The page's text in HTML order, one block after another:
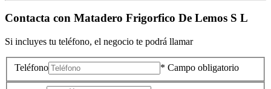
Contacta con Matadero Frigorfico De Lemos S L
Si incluyes tu teléfono, el negocio te podrá llamar
Teléfono * Campo obligatorio